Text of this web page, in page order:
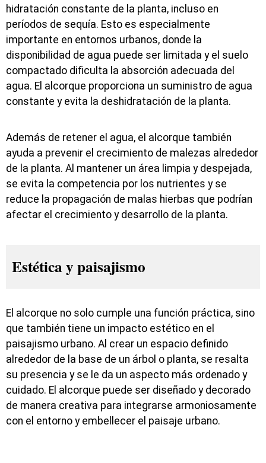
hidratación constante de la planta, incluso en
períodos de sequía. Esto es especialmente
importante en entornos urbanos, donde la
disponibilidad de agua puede ser limitada y el suelo
compactado dificulta la absorción adecuada del
agua. El alcorque proporciona un suministro de agua
constante y evita la deshidratación de la planta.
Además de retener el agua, el alcorque también
ayuda a prevenir el crecimiento de malezas alrededor
de la planta. Al mantener un área limpia y despejada,
se evita la competencia por los nutrientes y se
reduce la propagación de malas hierbas que podrían
afectar el crecimiento y desarrollo de la planta.
Estética y paisajismo
El alcorque no solo cumple una función práctica, sino
que también tiene un impacto estético en el
paisajismo urbano. Al crear un espacio definido
alrededor de la base de un árbol o planta, se resalta
su presencia y se le da un aspecto más ordenado y
cuidado. El alcorque puede ser diseñado y decorado
de manera creativa para integrarse armoniosamente
con el entorno y embellecer el paisaje urbano.